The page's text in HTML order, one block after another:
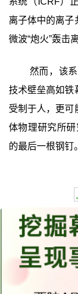
离子体中的离
微波“炮火”轰击
然而，该
技术壁垒高如铁
受制于人，更可
体物理研究所
的最后一根钢钉